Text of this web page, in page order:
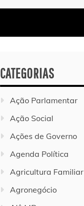
CATEGORIAS
Ação Parlamentar
Ação Social
Ações de Governo
Agenda Política
Agricultura Familiar
Agronegócio